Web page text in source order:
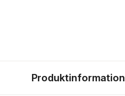
Produktinformation